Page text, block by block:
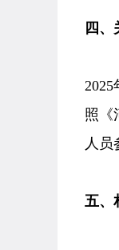
四
照《
人员
五、